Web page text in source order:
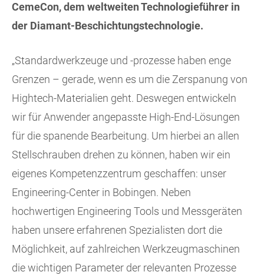
CemeCon, dem weltweiten Technologieführer in
der Diamant-Beschichtungstechnologie.
„Standardwerkzeuge und -prozesse haben enge
Grenzen – gerade, wenn es um die Zerspanung von
Hightech-Materialien geht. Deswegen entwickeln
wir für Anwender angepasste High-End-Lösungen
für die spanende Bearbeitung. Um hierbei an allen
Stellschrauben drehen zu können, haben wir ein
eigenes Kompetenzzentrum geschaffen: unser
Engineering-Center in Bobingen. Neben
hochwertigen Engineering Tools und Messgeräten
haben unsere erfahrenen Spezialisten dort die
Möglichkeit, auf zahlreichen Werkzeugmaschinen
die wichtigen Parameter der relevanten Prozesse